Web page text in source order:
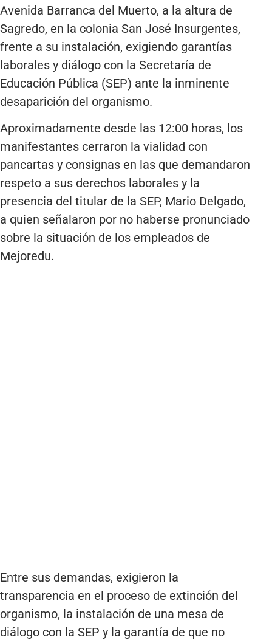
Avenida Barranca del Muerto, a la altura de
Sagredo, en la colonia San José Insurgentes,
frente a su instalación, exigiendo garantías
laborales y diálogo con la Secretaría de
Educación Pública (SEP) ante la inminente
desaparición del organismo.
Aproximadamente desde las 12:00 horas, los
manifestantes cerraron la vialidad con
pancartas y consignas en las que demandaron
respeto a sus derechos laborales y la
presencia del titular de la SEP, Mario Delgado,
a quien señalaron por no haberse pronunciado
sobre la situación de los empleados de
Mejoredu.
Entre sus demandas, exigieron la
transparencia en el proceso de extinción del
organismo, la instalación de una mesa de
diálogo con la SEP y la garantía de que no